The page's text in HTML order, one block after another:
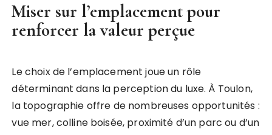
Miser sur l’emplacement pour
renforcer la valeur perçue
Le choix de l’emplacement joue un rôle
déterminant dans la perception du luxe. À Toulon,
la topographie offre de nombreuses opportunités :
vue mer, colline boisée, proximité d’un parc ou d’un